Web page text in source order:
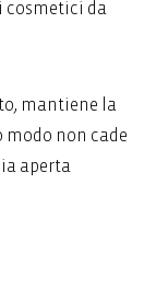
cosmetici da
mantiene la
modo non cade
aperta